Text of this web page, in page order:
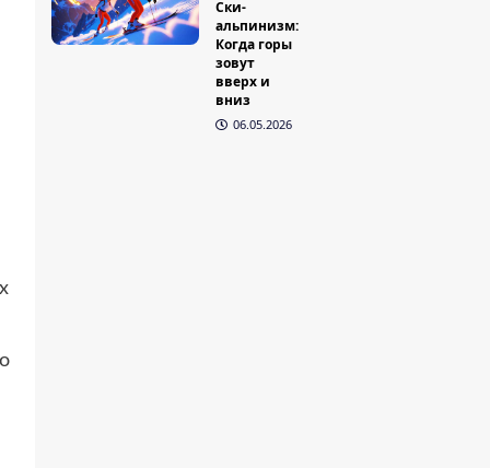
Ски-
альпинизм:
Когда горы
зовут
вверх и
вниз
06.05.2026